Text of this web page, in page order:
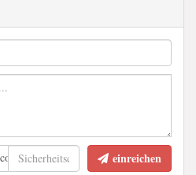
einreichen